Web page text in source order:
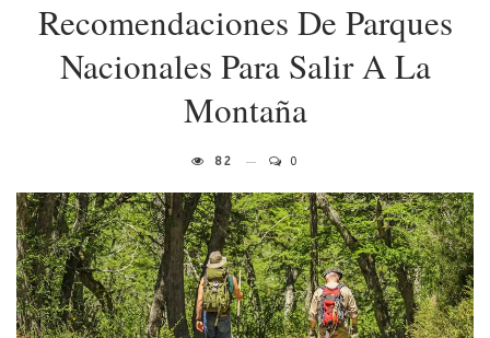
Recomendaciones De Parques
Nacionales Para Salir A La
Montaña
82 0